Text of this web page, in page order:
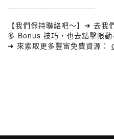
【我們保持聯絡吧～】➜ 去
多 Bonus 技巧，也去點擊限動
➜ 來索取更多豐富免費資源：